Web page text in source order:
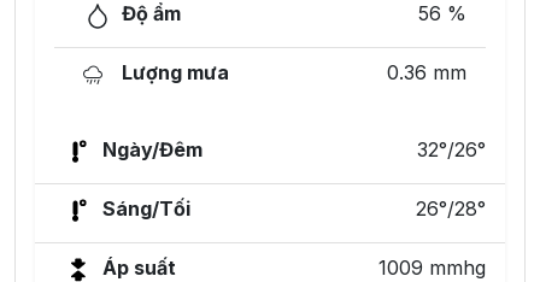
Độ ẩm 56 %
Lượng mưa 0.36 mm
Ngày/Đêm 32°/26°
Sáng/Tối 26°/28°
Áp suất 1009 mmhg